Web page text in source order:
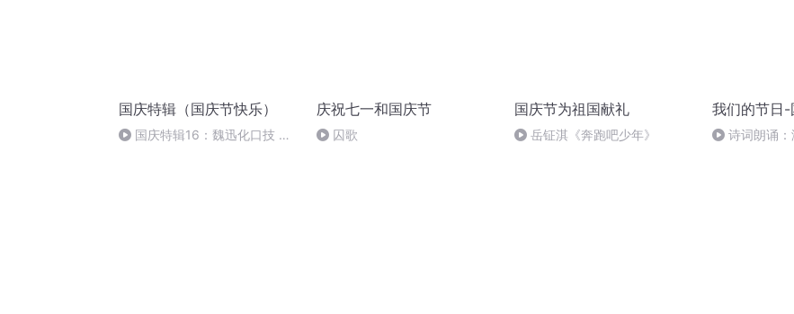
国庆特辑（国庆节快乐）
国庆特辑16：魏迅化口技 二
庆祝七一和国庆节
囚歌
国庆节为祖国献礼
岳钲淇《奔跑吧少年》
我们的节日-
诗词朗诵：